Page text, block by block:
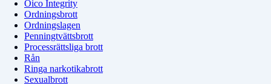
Oico Integrity
Ordningsbrott
Ordningslagen
Penningtvättsbrott
Processrättsliga brott
Rån
Ringa narkotikabrott
Sexualbrott